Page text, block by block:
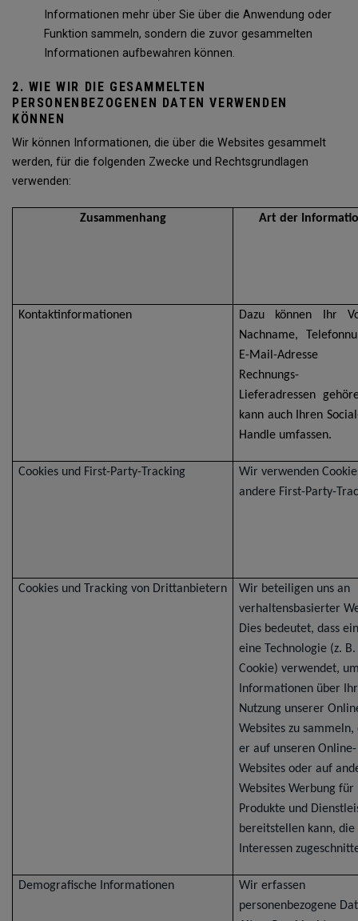
Informationen mehr über Sie über die Anwendung oder
Funktion sammeln, sondern die zuvor gesammelten
Informationen aufbewahren können.
2. WIE WIR DIE GESAMMELTEN
PERSONENBEZOGENEN DATEN VERWENDEN
KÖNNEN
Wir können Informationen, die über die Websites gesammelt
werden, für die folgenden Zwecke und Rechtsgrundlagen
verwenden:
Zusammenhang Art der
Kontaktinformationen
Dazu können Ihr
Nachname,
E-Mail-Adresse
Lieferadressen
kann auch Ihren
Handle umfassen.
Cookies und First-Party-Tracking
Wir verwenden
andere First-Party-
Cookies und Tracking von Drittanbietern
Wir beteiligen uns an
verhaltensbasierter
Dies bedeutet, dass
eine Technologie (z.
Cookie) verwendet,
Informationen über
Nutzung unserer
Websites zu
er auf unseren Online-
Websites oder auf
Websites Werbung für
Produkte und
bereitstellen kann,
Interessen
Demografische Informationen
Wir erfassen
personenbezogene